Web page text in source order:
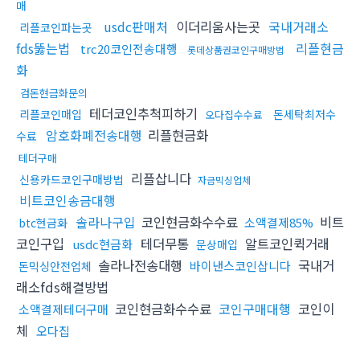
매
리플코인파는곳
usdc판매처 이더리움사는곳 국내거래소
fds뚫는법
trc20코인전송대행 롯데상품권코인구매방법
리플현금
화
검돈현금화문의
리플코인매입 테더코인추척피하기 오다집수수료
돈세탁최저수
수료
암호화폐전송대행 리플현금화
테더구매
신용카드코인구매방법 리플삽니다 자금믹싱업체
비트코인송금대행
btc현금화 솔라나구입 코인현금화수수료 소액결제85% 비트
코인구입
usdc현금화 테더무통 문상매입 알트코인퀵거래
돈믹싱안전업체 솔라나전송대행 바이낸스코인삽니다 국내거
래소fds해결방법
소액결제테더구매 코인현금화수수료 코인구매대행 코인이
체 오다집